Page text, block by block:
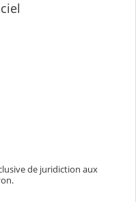
de juridiction aux